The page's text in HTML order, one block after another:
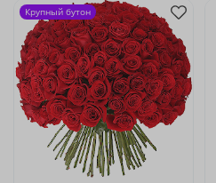
Крупный бутон